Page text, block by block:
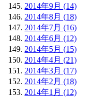
2014年9月 (14)
2014年8月 (18)
2014年7月 (16)
2014年6月 (12)
2014年5月 (15)
2014年4月 (21)
2014年3月 (17)
2014年2月 (18)
2014年1月 (12)